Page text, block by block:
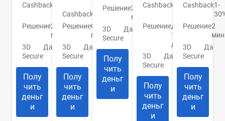
Cashback
30%
Решение2
мин.
3D
Secure
Да
Полу
чить
деньг
и
Cashback
РешениеОт 2
мин.
3D
Secure
Да
Полу
чить
деньг
и
Решение2
мин.
3D
Secure
Да
Полу
чить
деньг
и
Cashback
До
РешениеДо
1
дня
3D
Secure
Да
Полу
чить
деньг
и
Cashback1-
Решение2
3D
Secure
Да
Полу
чить
деньг
и